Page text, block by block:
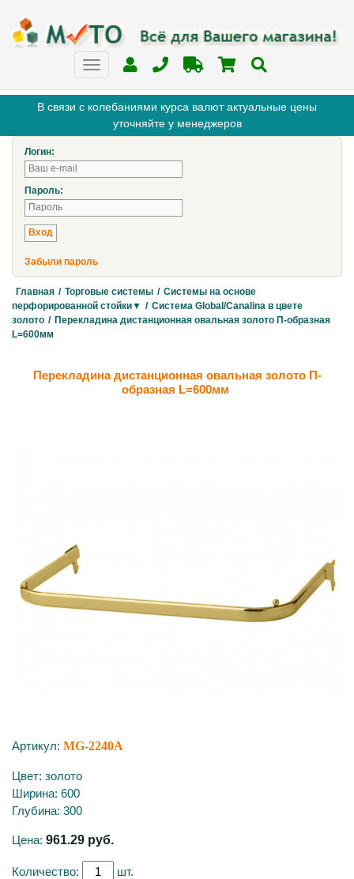
В связи с колебаниями курса валют актуальные цены
уточняйте у менеджеров
Логин:
Пароль:
Забыли пароль
Главная / Торговые системы / Системы на основе
перфорированной стойки▼ / Система Global/Canalina в цвете
золото / Перекладина дистанционная овальная золото П-образная
L=600мм
Перекладина дистанционная овальная золото П-
образная L=600мм
Артикул: MG-2240A
Цвет: золото
Ширина: 600
Глубина: 300
Цена: 961.29 руб.
Количество: шт.